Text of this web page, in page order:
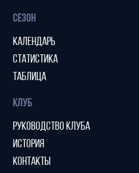
СЕЗОН
КАЛЕНДАРЬ
СТАТИСТИКА
ТАБЛИЦА
КЛУБ
РУКОВОДСТВО КЛУБА
ИСТОРИЯ
КОНТАКТЫ